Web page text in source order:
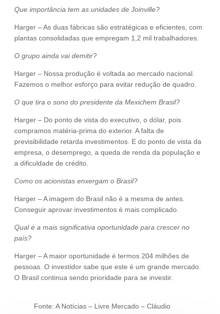
Que importância tem as unidades de Joinville?
Harger – As duas fábricas são estratégicas e eficientes, com
plantas consolidadas que empregam 1,2 mil trabalhadores.
O grupo ainda vai demitir?
Harger – Nossa produção é voltada ao mercado nacional.
Fazemos o melhor esforço para evitar redução de quadro.
O que tira o sono do presidente da Mexichem Brasil?
Harger – Do ponto de vista do executivo, o dólar, pois
compramos matéria-prima do exterior. A falta de
previsibilidade retarda investimentos. E do ponto de vista da
empresa, o desemprego, a queda de renda da população e
a dificuldade de crédito.
Como os acionistas enxergam o Brasil?
Harger – A imagem do Brasil não é a mesma de antes.
Conseguir aprovar investimentos é mais complicado.
Qual é a mais significativa oportunidade para crescer no
país?
Harger – A maior oportunidade é termos 204 milhões de
pessoas. O investidor sabe que este é um grande mercado.
O Brasil continua sendo prioridade para se investir.
Fonte: A Notícias – Livre Mercado – Cláudio